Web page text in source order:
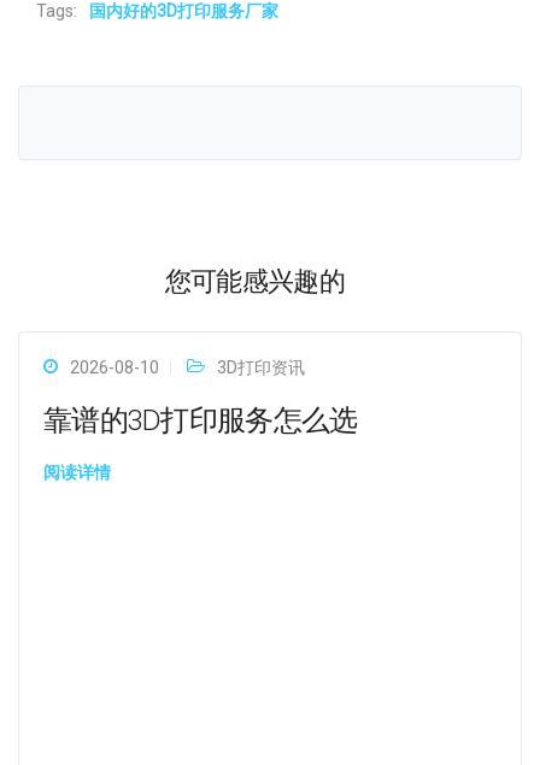
Tags: 国内好的3D打印服务厂家
您可能感兴趣的
2026-08-10 3D打印资讯
靠谱的3D打印服务怎么选
阅读详情